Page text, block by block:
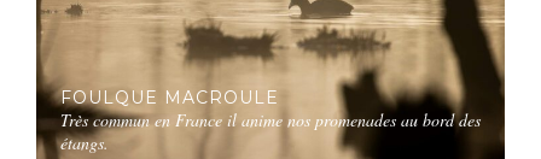
FOULQUE MACROULE
Très commun en France il anime nos promenades au bord des
étangs.